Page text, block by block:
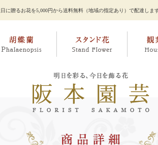
贈るお花を5,000円から送料無料（地域の指定あり）で配達します